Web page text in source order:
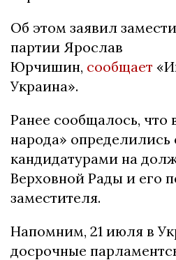
Об этом заявил
партии Ярослав
Юрчишин, сообщает
Украина».
Ранее сообщалось, что
народа» определились
кандидатурами на
Верховной Рады и его
заместителя.
Напомним, 21 июля в
досрочные